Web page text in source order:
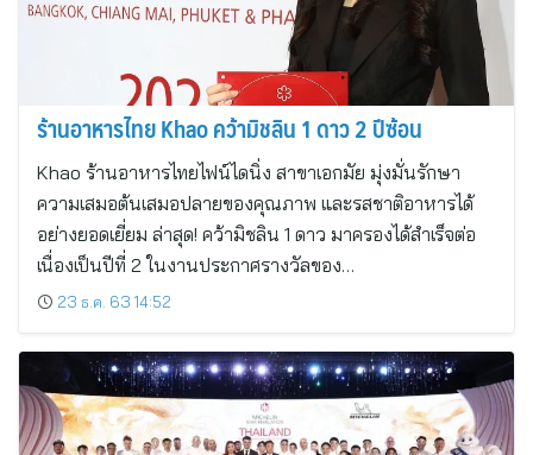
ร้านอาหารไทย Khao คว้ามิชลิน 1 ดาว 2 ปีซ้อน
Khao ร้านอาหารไทยไฟน์ไดนิ่ง สาขาเอกมัย มุ่งมั่นรักษา
ความเสมอต้นเสมอปลายของคุณภาพ และรสชาติอาหารได้
อย่างยอดเยี่ยม ล่าสุด! คว้ามิชลิน 1 ดาว มาครองได้สำเร็จต่อ
เนื่องเป็นปีที่ 2 ในงานประกาศรางวัลของ…
23 ธ.ค. 63 14:52